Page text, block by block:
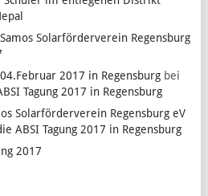
Solarförderverein Regensburg
2017 in Regensburgbei
Tagung 2017 in Regensburg
Solarförderverein Regensburg eV
ABSI Tagung 2017 in Regensburg
2017